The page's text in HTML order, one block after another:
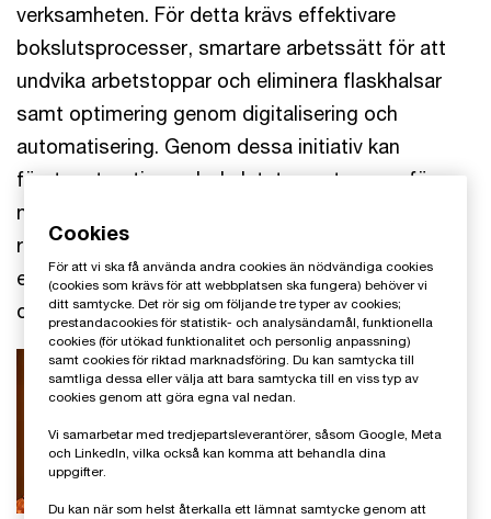
verksamheten. För detta krävs effektivare
bokslutsprocesser, smartare arbetssätt för att
undvika arbetstoppar och eliminera flaskhalsar
samt optimering genom digitalisering och
automatisering. Genom dessa initiativ kan
företaget optimera bokslutet, ge utrymme för
noggrann analys och stärka den finansiella
rapporteringens trovärdighet, vilket placerar
ekonomifunktionen i en strategiskt viktig position
och möjliggör hantering av ett större antal roller.
Anna Lindén
Partner Financial Reporting,
PwC Sverige
E-post
Cookies
För att vi ska få använda andra cookies än nödvändiga cookies
(cookies som krävs för att webbplatsen ska fungera) behöver vi
ditt samtycke. Det rör sig om följande tre typer av cookies;
prestandacookies för statistik- och analysändamål, funktionella
cookies (för utökad funktionalitet och personlig anpassning)
samt cookies för riktad marknadsföring. Du kan samtycka till
samtliga dessa eller välja att bara samtycka till en viss typ av
cookies genom att göra egna val nedan.
Vi samarbetar med tredjepartsleverantörer, såsom Google, Meta
och LinkedIn, vilka också kan komma att behandla dina
uppgifter.
Du kan när som helst återkalla ett lämnat samtycke genom att